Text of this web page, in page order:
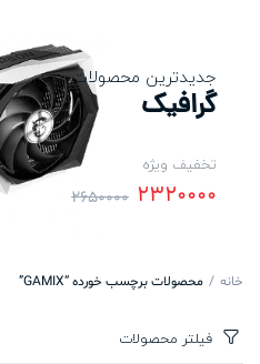
جدیدترین محصولات
گرافیک
تخفیف ویژه
2650000 2320000
خانه محصولات برچسب خورده “GAMIX”
فیلتر محصولات